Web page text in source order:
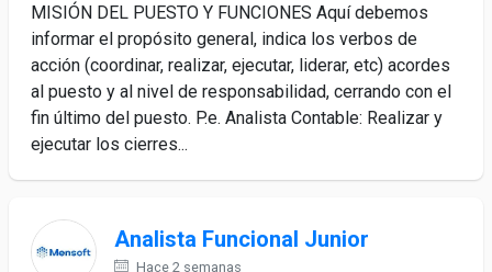
MISIÓN DEL PUESTO Y FUNCIONES Aquí debemos
informar el propósito general, indica los verbos de
acción (coordinar, realizar, ejecutar, liderar, etc) acordes
al puesto y al nivel de responsabilidad, cerrando con el
fin último del puesto. P.e. Analista Contable: Realizar y
ejecutar los cierres...
Analista Funcional Junior
Hace 2 semanas